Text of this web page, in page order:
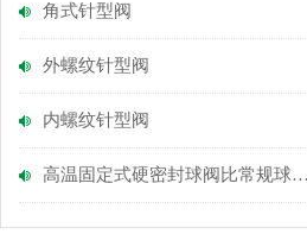
角式针型阀
外螺纹针型阀
内螺纹针型阀
高温固定式硬密封球阀比常规球阀好在哪里？